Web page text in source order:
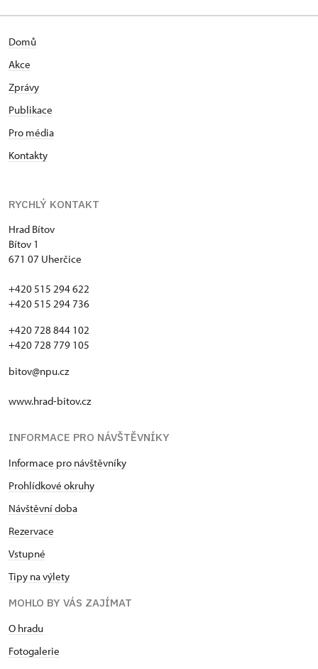
Domů
Akce
Zprávy
Publikace
Pro média
Kontakty
RYCHLÝ KONTAKT
Hrad Bítov
Bítov 1
671 07 Uherčice
+420 515 294 622
+420 515 294 736
+420 728 844 102
+420 728 779 105
bitov@npu.cz
www.hrad-bitov.cz
INFORMACE PRO NÁVŠTĚVNÍKY
Informace pro návštěvníky
Prohlídkové okruhy
Návštěvní doba
Rezervace
Vstupné
Tipy na výlety
MOHLO BY VÁS ZAJÍMAT
O hradu
Fotogalerie